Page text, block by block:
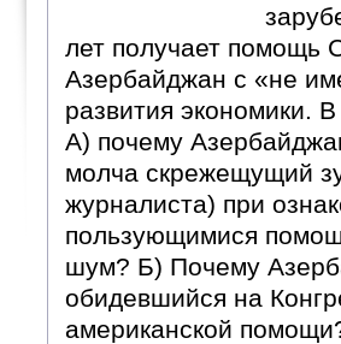
лет получает помощь
Азербайджан с «не
развития экономики.
А) почему
молча скрежещущий
журналиста) при
пользующимися
шум? Б) Почему
обидевшийся на
американской